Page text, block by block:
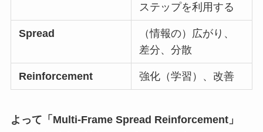
ステップを利用する
Spread
（情報の）広がり、
差分、分散
Reinforcement 強化（学習）、改善
よって「Multi-Frame Spread Reinforcement」